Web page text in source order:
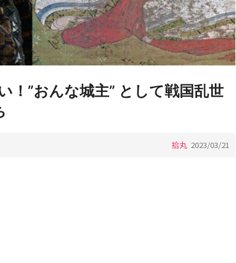
！”おんな城主” として戦国乱世
拾丸 2023/03/21